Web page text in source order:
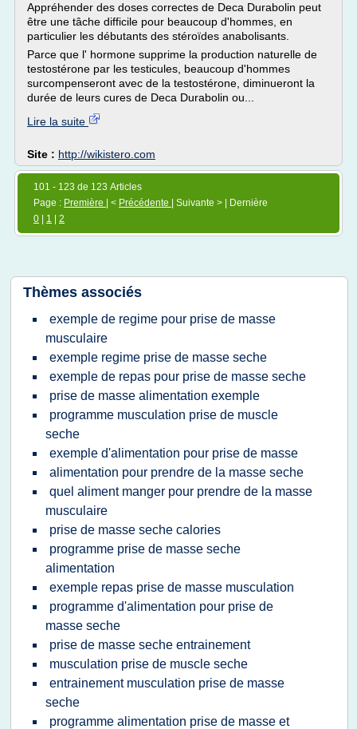
Appréhender des doses correctes de Deca Durabolin peut
être une tâche difficile pour beaucoup d'hommes, en
particulier les débutants des stéroïdes anabolisants.
Parce que l' hormone supprime la production naturelle de
testostérone par les testicules, beaucoup d'hommes
surcompenseront avec de la testostérone, diminueront la
durée de leurs cures de Deca Durabolin ou...
Lire la suite
Site : http://wikistero.com
101 - 123 de 123 Articles
Page : Première | < Précédente
| Suivante > | Dernière
0
1 2
Thèmes associés
exemple de regime pour prise de masse
musculaire
exemple regime prise de masse seche
exemple de repas pour prise de masse seche
prise de masse alimentation exemple
programme musculation prise de muscle
seche
exemple d'alimentation pour prise de masse
alimentation pour prendre de la masse seche
quel aliment manger pour prendre de la masse
musculaire
prise de masse seche calories
programme prise de masse seche
alimentation
exemple repas prise de masse musculation
programme d'alimentation pour prise de
masse seche
prise de masse seche entrainement
musculation prise de muscle seche
entrainement musculation prise de masse
seche
programme alimentation prise de masse et